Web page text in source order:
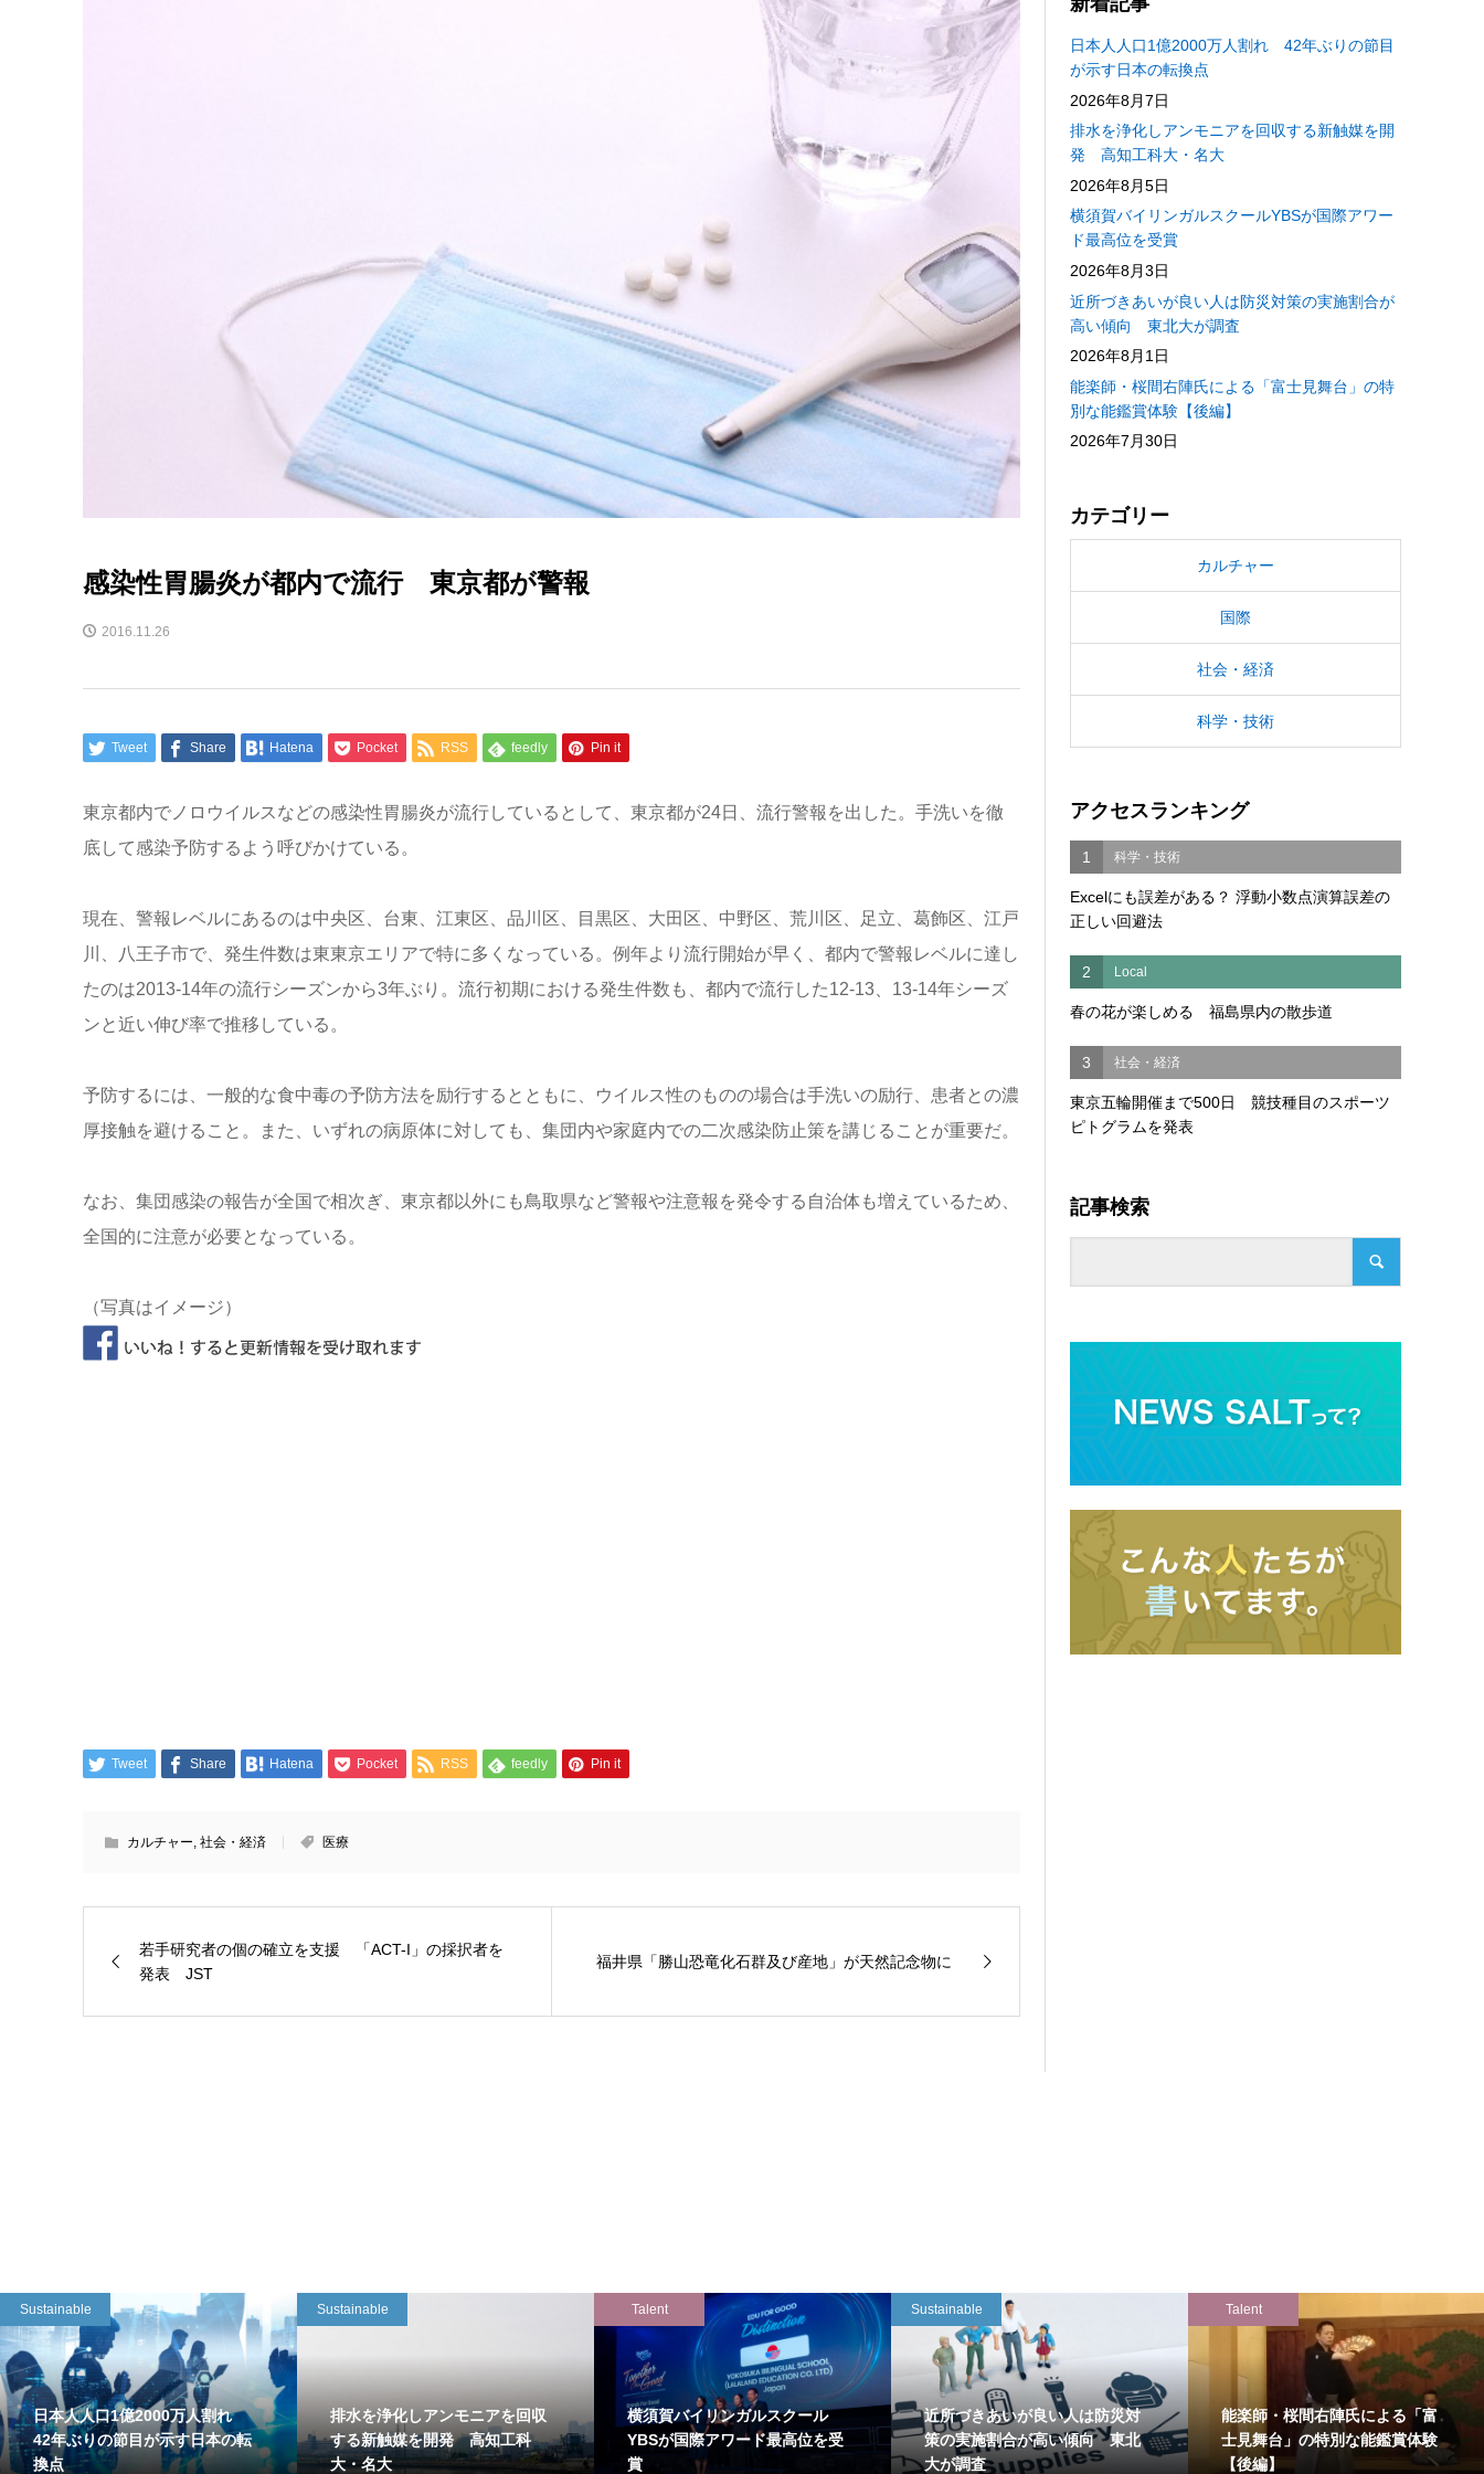
感染性胃腸炎が都内で流行 東京都が警報
2016.11.26
Tweet Share Hatena Pocket RSS feedly Pin it
東京都内でノロウイルスなどの感染性胃腸炎が流行しているとして、東京都が24日、流行警報を出した。手洗いを徹
底して感染予防するよう呼びかけている。
現在、警報レベルにあるのは中央区、台東、江東区、品川区、目黒区、大田区、中野区、荒川区、足立、葛飾区、江戸
川、八王子市で、発生件数は東東京エリアで特に多くなっている。例年より流行開始が早く、都内で警報レベルに達し
たのは2013-14年の流行シーズンから3年ぶり。流行初期における発生件数も、都内で流行した12-13、13-14年シーズ
ンと近い伸び率で推移している。
予防するには、一般的な食中毒の予防方法を励行するとともに、ウイルス性のものの場合は手洗いの励行、患者との濃
厚接触を避けること。また、いずれの病原体に対しても、集団内や家庭内での二次感染防止策を講じることが重要だ。
なお、集団感染の報告が全国で相次ぎ、東京都以外にも鳥取県など警報や注意報を発令する自治体も増えているため、
全国的に注意が必要となっている。
（写真はイメージ）
Tweet Share Hatena Pocket RSS feedly Pin it
カルチャー, 社会・経済 医療
若手研究者の個の確立を支援 「ACT-I」の採択者を
発表 JST
福井県「勝山恐竜化石群及び産地」が天然記念物に
日本人人口1億2000万人割れ 42年ぶりの節目
が示す日本の転換点
2026年8月7日
排水を浄化しアンモニアを回収する新触媒を開
発 高知工科大・名大
2026年8月5日
横須賀バイリンガルスクールYBSが国際アワー
ド最高位を受賞
2026年8月3日
近所づきあいが良い人は防災対策の実施割合が
高い傾向 東北大が調査
2026年8月1日
能楽師・桜間右陣氏による「富士見舞台」の特
別な能鑑賞体験【後編】
2026年7月30日
カテゴリー
カルチャー
国際
社会・経済
科学・技術
アクセスランキング
1 科学・技術
Excelにも誤差がある？ 浮動小数点演算誤差の
正しい回避法
2 Local
春の花が楽しめる 福島県内の散歩道
3 社会・経済
東京五輪開催まで500日 競技種目のスポーツ
ピトグラムを発表
記事検索
Sustainable
日本人人口1億2000万人割れ
42年ぶりの節目が示す日本の転
換点
Sustainable
排水を浄化しアンモニアを回収
する新触媒を開発 高知工科
大・名大
Talent
横須賀バイリンガルスクール
YBSが国際アワード最高位を受
賞
Sustainable
近所づきあいが良い人は防災対
策の実施割合が高い傾向 東北
大が調査
Talent
能楽師・桜間右陣氏による「富
士見舞台」の特別な能鑑賞体験
【後編】